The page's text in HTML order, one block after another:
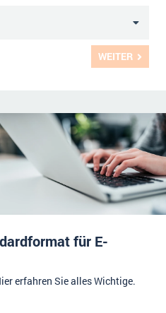
WEITER
für E-
erfahren Sie alles Wichtige.